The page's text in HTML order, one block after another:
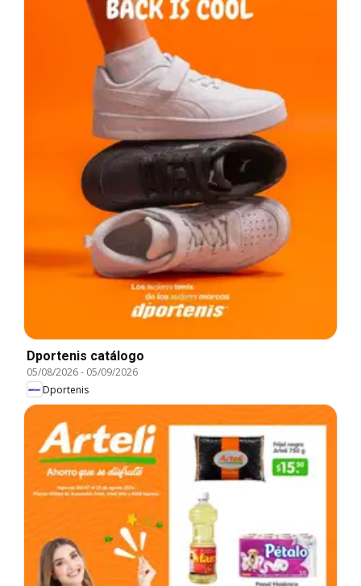
Dportenis catálogo
05/08/2026- 05/09/2026
Dportenis